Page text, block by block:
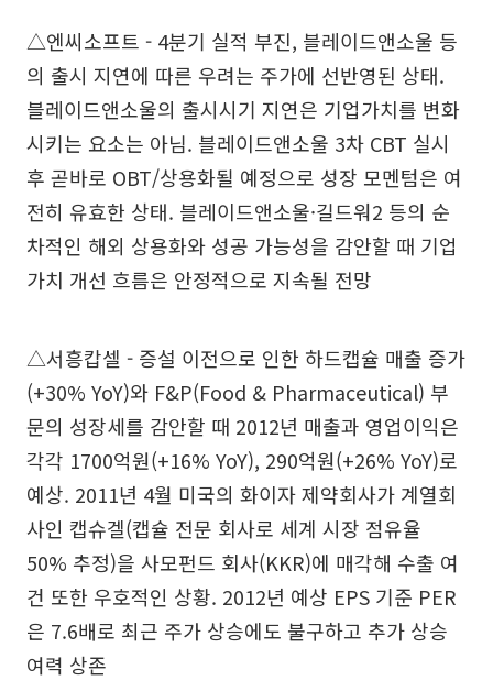
△엔씨소프트 - 4분기 실적 부진, 블레이드앤소울 등
의 출시 지연에 따른 우려는 주가에 선반영된 상태.
블레이드앤소울의 출시시기 지연은 기업가치를 변화
시키는 요소는 아님. 블레이드앤소울 3차 CBT 실시
후 곧바로 OBT/상용화될 예정으로 성장 모멘텀은 여
전히 유효한 상태. 블레이드앤소울·길드워2 등의 순
차적인 해외 상용화와 성공 가능성을 감안할 때 기업
가치 개선 흐름은 안정적으로 지속될 전망
△서흥캅셀 - 증설 이전으로 인한 하드캡슐 매출 증가
(+30% YoY)와 F&P(Food & Pharmaceutical) 부
문의 성장세를 감안할 때 2012년 매출과 영업이익은
각각 1700억원(+16% YoY), 290억원(+26% YoY)로
예상. 2011년 4월 미국의 화이자 제약회사가 계열회
사인 캡슈겔(캡슐 전문 회사로 세계 시장 점유율
50% 추정)을 사모펀드 회사(KKR)에 매각해 수출 여
건 또한 우호적인 상황. 2012년 예상 EPS 기준 PER
은 7.6배로 최근 주가 상승에도 불구하고 추가 상승
여력 상존